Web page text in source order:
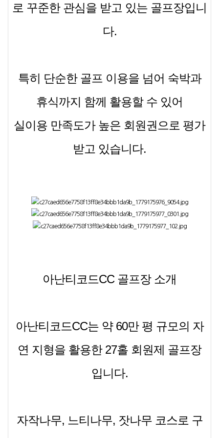
로 꾸준한 관심을 받고 있는 골프장입니
다.
특히 단순한 골프 이용을 넘어 숙박과
휴식까지 함께 활용할 수 있어
실이용 만족도가 높은 회원권으로 평가
받고 있습니다.
아난티코드CC 골프장 소개
아난티코드CC는 약 60만 평 규모의 자
연 지형을 활용한 27홀 회원제 골프장
입니다.
자작나무, 느티나무, 잣나무 코스로 구